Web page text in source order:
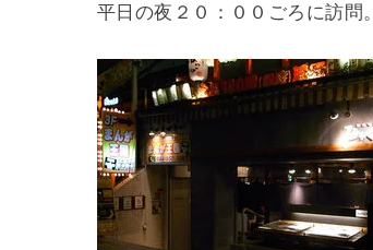
平日の夜２０：００ごろに訪問。